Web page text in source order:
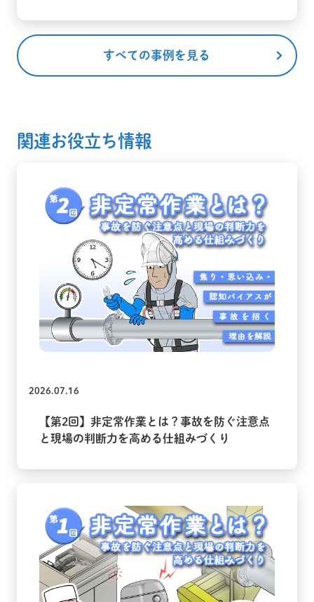
すべての事例を見る
関連お役立ち情報
2026.07.16
【第2回】非定常作業とは？事故を防ぐ注意点
と現場の判断力を高める仕組みづくり